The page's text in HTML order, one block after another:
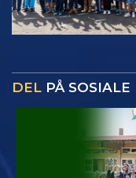
DEL PÅ